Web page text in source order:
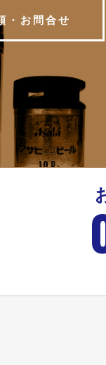
・ お 問合せ